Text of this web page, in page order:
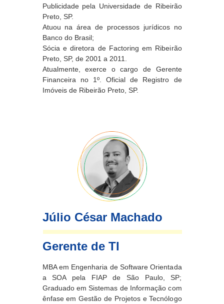
Publicidade pela Universidade de Ribeirão
Preto, SP.
Atuou na área de processos jurídicos no
Banco do Brasil;
Sócia e diretora de Factoring em Ribeirão
Preto, SP, de 2001 a 2011.
Atualmente, exerce o cargo de Gerente
Financeira no 1º. Oficial de Registro de
Imóveis de Ribeirão Preto, SP.
Júlio César Machado
Gerente de TI
MBA em Engenharia de Software Orientada
a SOA pela FIAP de São Paulo, SP;
Graduado em Sistemas de Informação com
ênfase em Gestão de Projetos e Tecnólogo